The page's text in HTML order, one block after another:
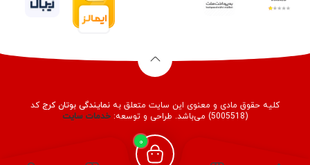
0
کلیه حقوق مادی و معنوی این سایت متعلق به نمایندگی بوتان کرجکد
(5005518) می‌باشد. طراحی و توسعه:
خدماتسایت